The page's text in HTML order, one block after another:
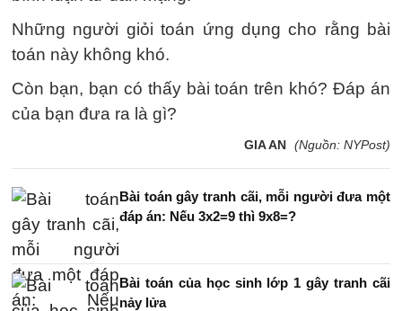
Những người giỏi toán ứng dụng cho rằng bài
toán này không khó.
Còn bạn, bạn có thấy bài toán trên khó? Đáp án
của bạn đưa ra là gì?
GIA AN (Nguồn: NYPost)
Bài toán gây tranh cãi, mỗi người đưa một
đáp án: Nếu 3x2=9 thì 9x8=?
Bài toán của học sinh lớp 1 gây tranh cãi
nảy lửa